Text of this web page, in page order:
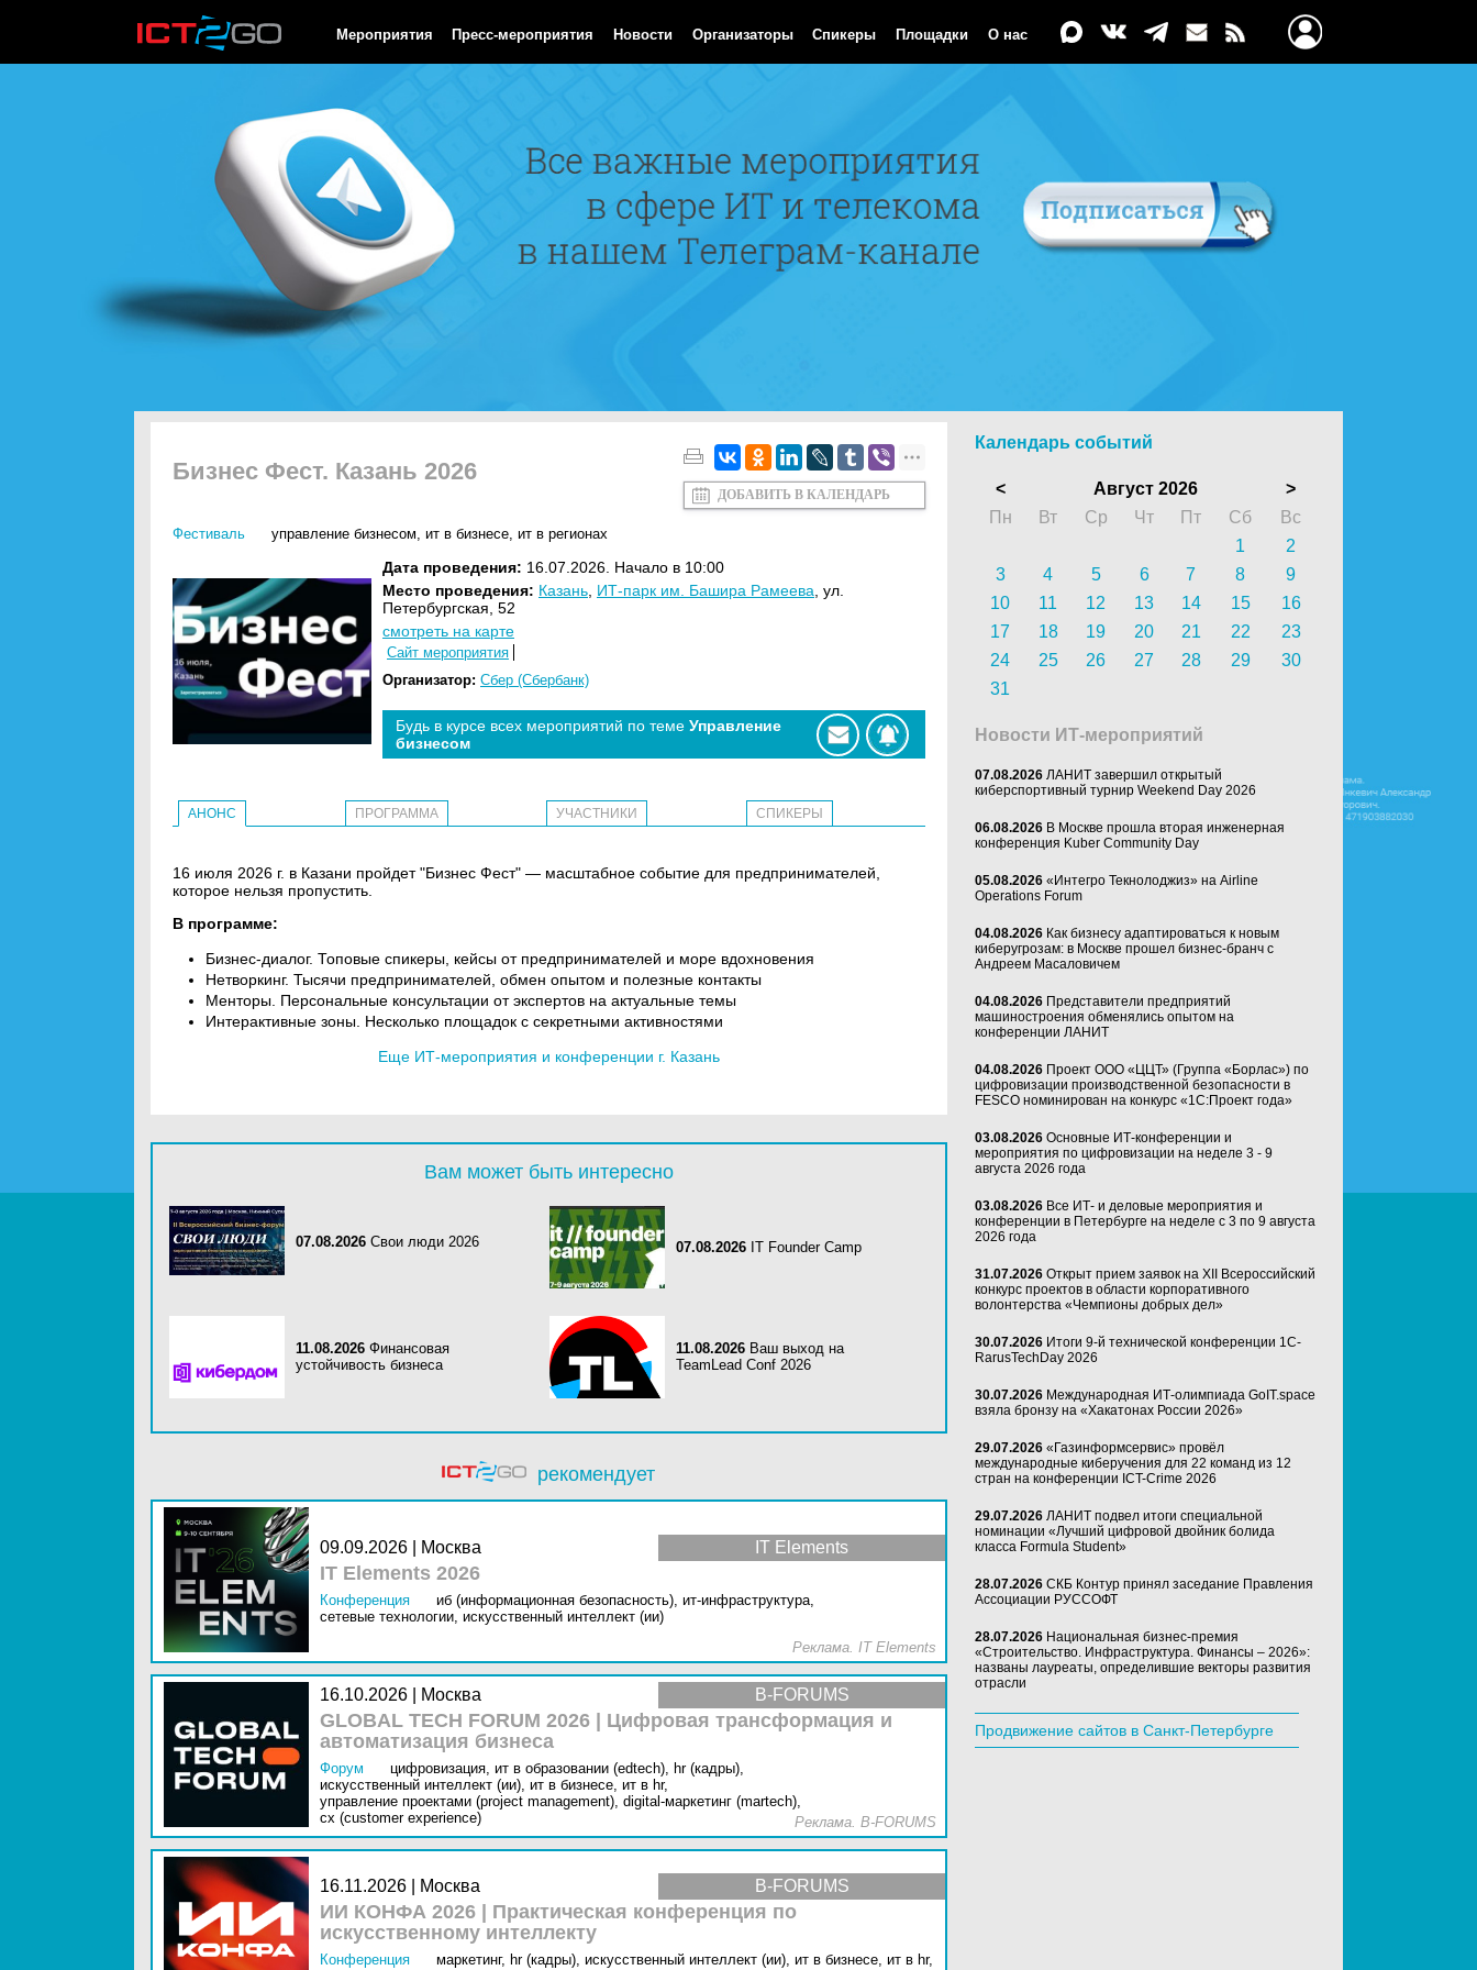
Мероприятия Пресс-мероприятия Новости Организаторы Спикеры Площадки О нас
Бизнес Фест. Казань 2026
ДОБАВИТЬ В КАЛЕНДАРЬ
Фестиваль управление бизнесом, ит в бизнесе, ит в регионах
Дата проведения: 16.07.2026. Начало в 10:00
Место проведения: Казань ИТ-парк им. Башира Рамеева , ул.
Петербургская, 52
смотреть на карте
Сайт мероприятия
Организатор: Сбер (Сбербанк)
Будь в курсе всех мероприятий по теме Управление
бизнесом
АНОНС ПРОГРАММА УЧАСТНИКИ СПИКЕРЫ
16 июля 2026 г. в Казани пройдет "Бизнес Фест" — масштабное событие для предпринимателей,
которое нельзя пропустить.
В программе:
Бизнес-диалог. Топовые спикеры, кейсы от предпринимателей и море вдохновения
Нетворкинг. Тысячи предпринимателей, обмен опытом и полезные контакты
Менторы. Персональные консультации от экспертов на актуальные темы
Интерактивные зоны. Несколько площадок с секретными активностями
Еще ИТ-мероприятия и конференции г. Казань
Вам может быть интересно
07.08.2026 Свои люди 2026 07.08.2026 IT Founder Camp
11.08.2026 Финансовая
устойчивость бизнеса
11.08.2026 Ваш выход на
TeamLead Conf 2026
рекомендует
IT Elements
09.09.2026 | Москва
IT Elements 2026
Конференция иб (информационная безопасность), ит-инфраструктура,
сетевые технологии, искусственный интеллект (ии)
Реклама. IT Elements
B-FORUMS
16.10.2026 | Москва
GLOBAL TECH FORUM 2026 | Цифровая трансформация и
автоматизация бизнеса
Форум цифровизация, ит в образовании (edtech), hr (кадры),
искусственный интеллект (ии), ит в бизнесе, ит в hr,
управление проектами (project management), digital-маркетинг (martech),
cx (customer experience)
Реклама. B-FORUMS
B-FORUMS
16.11.2026 | Москва
ИИ КОНФА 2026 | Практическая конференция по
искусственному интеллекту
Конференция маркетинг, hr (кадры), искусственный интеллект (ии), ит в бизнесе, ит в hr,
Календарь событий
< Август 2026
>
Пн
Вт Ср Чт Пт Сб
Вс
1
2
3
4 5 6 7 8
9
10
11 12 13 14 15
16
17
18 19 20 21 22
23
24
25 26 27 28 29
30
31
Новости ИТ-мероприятий
07.08.2026 ЛАНИТ завершил открытый
киберспортивный турнир Weekend Day 2026
06.08.2026 В Москве прошла вторая инженерная
конференция Kuber Community Day
05.08.2026 «Интегро Текнолоджиз» на Airline
Operations Forum
04.08.2026 Как бизнесу адаптироваться к новым
киберугрозам: в Москве прошел бизнес-бранч с
Андреем Масаловичем
04.08.2026 Представители предприятий
машиностроения обменялись опытом на
конференции ЛАНИТ
04.08.2026 Проект ООО «ЦЦТ» (Группа «Борлас») по
цифровизации производственной безопасности в
FESCO номинирован на конкурс «1С:Проект года»
03.08.2026 Основные ИТ-конференции и
мероприятия по цифровизации на неделе 3 - 9
августа 2026 года
03.08.2026 Все ИТ- и деловые мероприятия и
конференции в Петербурге на неделе с 3 по 9 августа
2026 года
31.07.2026 Открыт прием заявок на XII Всероссийский
конкурс проектов в области корпоративного
волонтерства «Чемпионы добрых дел»
30.07.2026 Итоги 9-й технической конференции 1C-
RarusTechDay 2026
30.07.2026 Международная ИТ-олимпиада GoIT.space
взяла бронзу на «Хакатонах России 2026»
29.07.2026 «Газинформсервис» провёл
международные киберучения для 22 команд из 12
стран на конференции ICT-Crime 2026
29.07.2026 ЛАНИТ подвел итоги специальной
номинации «Лучший цифровой двойник болида
класса Formula Student»
28.07.2026 СКБ Контур принял заседание Правления
Ассоциации РУССОФТ
28.07.2026 Национальная бизнес-премия
«Строительство. Инфраструктура. Финансы – 2026»:
названы лауреаты, определившие векторы развития
отрасли
Продвижение сайтов в Санкт-Петербурге